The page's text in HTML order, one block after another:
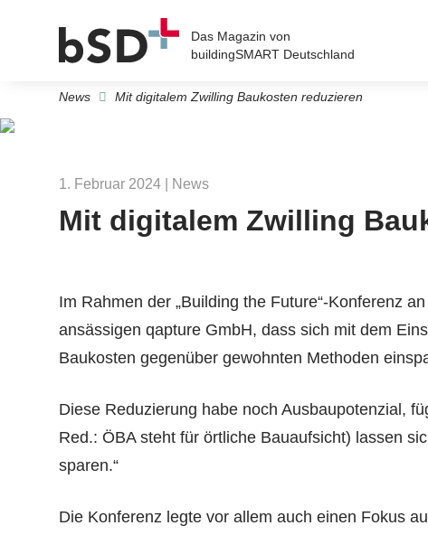
Das Magazin von
buildingSMART Deutschland
News Mit digitalem Zwilling Baukosten reduzieren
1. Februar 2024 | News
Mit digitalem Zwilling
Im Rahmen der „Building the Future“-Konferenz
ansässigen qapture GmbH, dass sich mit dem
Baukosten gegenüber gewohnten Methoden
Diese Reduzierung habe noch Ausbaupotenzial,
Red.: ÖBA steht für örtliche Bauaufsicht) lassen
sparen.“
Die Konferenz legte vor allem auch einen Fokus